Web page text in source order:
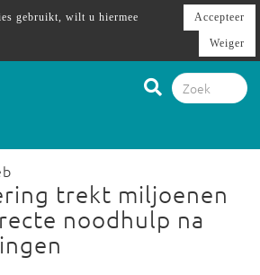
trekt miljoenen
noodhulp na
gebruikt, wilt u hiermee
Accepteer
Weiger